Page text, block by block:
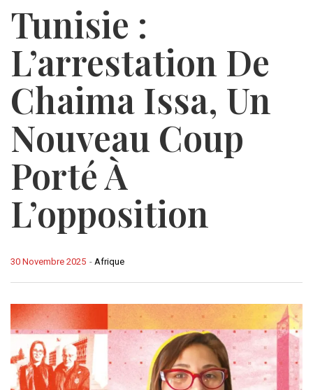
Tunisie :
L’arrestation De
Chaima Issa, Un
Nouveau Coup
Porté À
L’opposition
- Afrique
30 Novembre 2025